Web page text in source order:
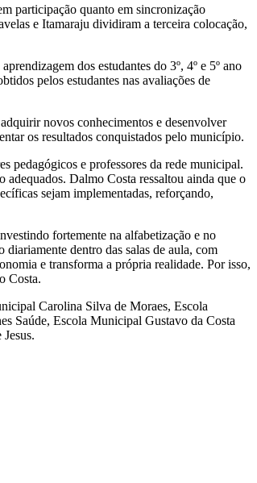
participação quanto em sincronização
e Itamaraju dividiram a terceira colocação,
dos estudantes do 3º, 4º e 5º ano
pelos estudantes nas avaliações de
novos conhecimentos e desenvolver
os resultados conquistados pelo município.
pedagógicos e professores da rede municipal.
adequados. Dalmo Costa ressaltou ainda que o
sejam implementadas, reforçando,
fortemente na alfabetização e no
dentro das salas de aula, com
e transforma a própria realidade. Por isso,
Costa.
Carolina Silva de Moraes, Escola
Saúde, Escola Municipal Gustavo da Costa